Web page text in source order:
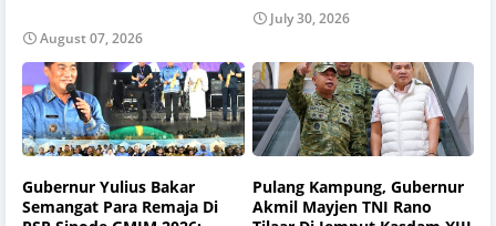
August 07, 2026
July 30, 2026
Gubernur Yulius Bakar
Semangat Para Remaja Di
Pulang Kampung, Gubernur
Akmil Mayjen TNI Rano